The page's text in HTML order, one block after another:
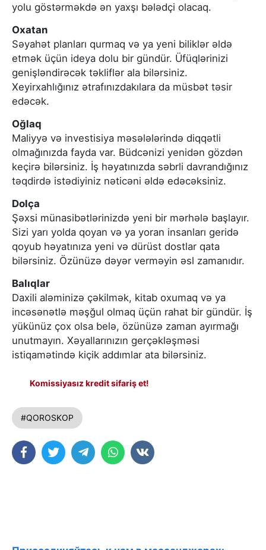
yolu göstərməkdə ən yaxşı bələdçi olacaq.
Oxatan
Səyahət planları qurmaq və ya yeni biliklər əldə
etmək üçün ideya dolu bir gündür. Üfüqlərinizi
genişləndirəcək təkliflər ala bilərsiniz.
Xeyirxahlığınız ətrafınızdakılara da müsbət təsir
edəcək.
Oğlaq
Maliyyə və investisiya məsələlərində diqqətli
olmağınızda fayda var. Büdcənizi yenidən gözdən
keçirə bilərsiniz. İş həyatınızda səbrli davrandığınız
təqdirdə istədiyiniz nəticəni əldə edəcəksiniz.
Dolça
Şəxsi münasibətlərinizdə yeni bir mərhələ başlayır.
Sizi yarı yolda qoyan və ya yoran insanları geridə
qoyub həyatınıza yeni və dürüst dostlar qata
bilərsiniz. Özünüzə dəyər verməyin əsl zamanıdır.
Balıqlar
Daxili aləminizə çəkilmək, kitab oxumaq və ya
incəsənətlə məşğul olmaq üçün rahat bir gündür. İş
yükünüz çox olsa belə, özünüzə zaman ayırmağı
unutmayın. Xəyallarınızın gerçəkləşməsi
istiqamətində kiçik addımlar ata bilərsiniz.
Komissiyasız kredit sifariş et!
#QOROSKOP